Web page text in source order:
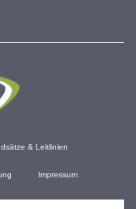
& Leitlinien
Impressum